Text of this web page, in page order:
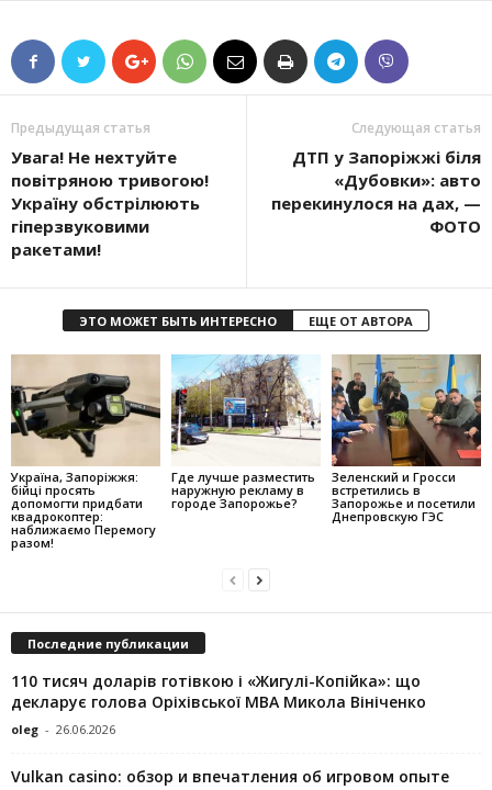
Предыдущая статья
Увага! Не нехтуйте
повітряною тривогою!
Україну обстрілюють
гіперзвуковими
ракетами!
Следующая статья
ДТП у Запоріжжі біля
«Дубовки»: авто
перекинулося на дах, —
ФОТО
ЭТО МОЖЕТ БЫТЬ ИНТЕРЕСНО ЕЩЕ ОТ АВТОРА
Україна, Запоріжжя:
бійці просять
допомогти придбати
квадрокоптер:
наближаємо Перемогу
разом!
Где лучше разместить
наружную рекламу в
городе Запорожье?
Зеленский и Гросси
встретились в
Запорожье и посетили
Днепровскую ГЭС
Последние публикации
110 тисяч доларів готівкою і «Жигулі-Копійка»: що
декларує голова Оріхівської МВА Микола Вініченко
oleg - 26.06.2026
Vulkan casino: обзор и впечатления об игровом опыте